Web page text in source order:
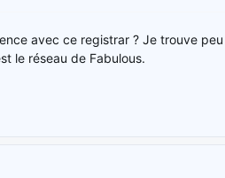
avec ce registrar ? Je trouve
le réseau de Fabulous.